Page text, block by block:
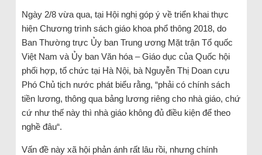
Ngày 2/8 vừa qua, tại Hội nghị góp ý về triển khai thực
hiện Chương trình sách giáo khoa phổ thông 2018, do
Ban Thường trực Ủy ban Trung ương Mặt trận Tổ quốc
Việt Nam và Ủy ban Văn hóa – Giáo dục của Quốc hội
phối hợp, tổ chức tại Hà Nội, bà Nguyễn Thị Doan cựu
Phó Chủ tịch nước phát biểu rằng, “phải có chính sách
tiền lương, thông qua bảng lương riêng cho nhà giáo, chứ
cứ như thế này thì nhà giáo không đủ điều kiện để theo
nghề đâu“.
Vấn đề này xã hội phản ánh rất lâu rồi, nhưng chính